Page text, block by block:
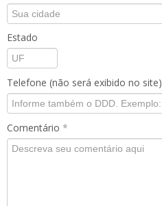
Estado
Telefone (não será exibido no site)
Comentário *